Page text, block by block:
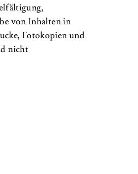
von Inhalten in
Fotokopien und
nicht